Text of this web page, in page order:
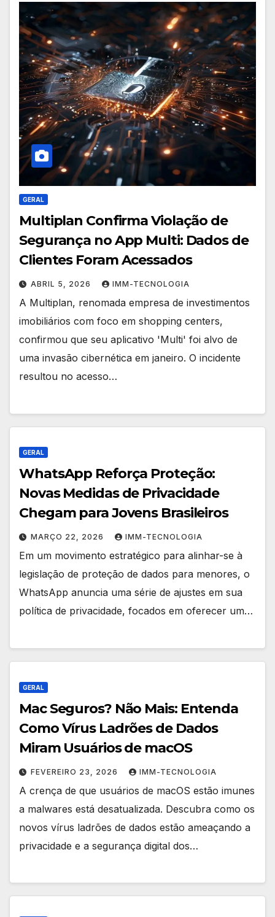
GERAL
Multiplan Confirma Violação de
Segurança no App Multi: Dados de
Clientes Foram Acessados
ABRIL 5, 2026 IMM-TECNOLOGIA
A Multiplan, renomada empresa de investimentos
imobiliários com foco em shopping centers,
confirmou que seu aplicativo 'Multi' foi alvo de
uma invasão cibernética em janeiro. O incidente
resultou no acesso…
GERAL
WhatsApp Reforça Proteção:
Novas Medidas de Privacidade
Chegam para Jovens Brasileiros
MARÇO 22, 2026 IMM-TECNOLOGIA
Em um movimento estratégico para alinhar-se à
legislação de proteção de dados para menores, o
WhatsApp anuncia uma série de ajustes em sua
política de privacidade, focados em oferecer um…
GERAL
Mac Seguros? Não Mais: Entenda
Como Vírus Ladrões de Dados
Miram Usuários de macOS
FEVEREIRO 23, 2026 IMM-TECNOLOGIA
A crença de que usuários de macOS estão imunes
a malwares está desatualizada. Descubra como os
novos vírus ladrões de dados estão ameaçando a
privacidade e a segurança digital dos…